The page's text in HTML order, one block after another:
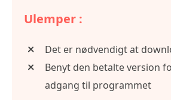
Ulemper :
Det er nødvendigt at
Benyt den betalte version
adgang til programmet